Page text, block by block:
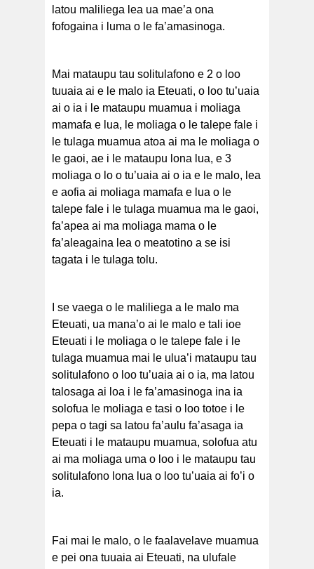
latou maliliega lea ua mae’a ona
fofogaina i luma o le fa’amasinoga.
Mai mataupu tau solitulafono e 2 o loo
tuuaia ai e le malo ia Eteuati, o loo tu’uaia
ai o ia i le mataupu muamua i moliaga
mamafa e lua, le moliaga o le talepe fale i
le tulaga muamua atoa ai ma le moliaga o
le gaoi, ae i le mataupu lona lua, e 3
moliaga o lo o tu’uaia ai o ia e le malo, lea
e aofia ai moliaga mamafa e lua o le
talepe fale i le tulaga muamua ma le gaoi,
fa’apea ai ma moliaga mama o le
fa’aleagaina lea o meatotino a se isi
tagata i le tulaga tolu.
I se vaega o le maliliega a le malo ma
Eteuati, ua mana’o ai le malo e tali ioe
Eteuati i le moliaga o le talepe fale i le
tulaga muamua mai le ulua’i mataupu tau
solitulafono o loo tu’uaia ai o ia, ma latou
talosaga ai loa i le fa’amasinoga ina ia
solofua le moliaga e tasi o loo totoe i le
pepa o tagi sa latou fa’aulu fa’asaga ia
Eteuati i le mataupu muamua, solofua atu
ai ma moliaga uma o loo i le mataupu tau
solitulafono lona lua o loo tu’uaia ai fo’i o
ia.
Fai mai le malo, o le faalavelave muamua
e pei ona tuuaia ai Eteuati, na ulufale